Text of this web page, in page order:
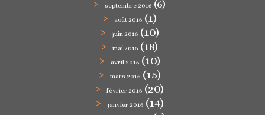
septembre 2016 (6)
août 2016(1)
juin 2016(10)
mai 2016 (18)
avril 2016(10)
mars 2016(15)
février 2016 (20)
janvier 2016(14)